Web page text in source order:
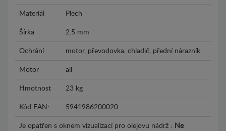
Materiál Plech
Šírka 2.5 mm
Ochrání motor, převodovka, chladič, přední nárazník
Motor all
Hmotnost 23 kg
Kód EAN: 5941986200020
Je opatřen s oknem vizualizací pro olejovu nádrž : Ne